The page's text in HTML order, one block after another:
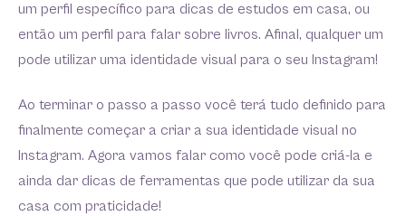
um perfil específico para dicas de estudos em casa, ou
então um perfil para falar sobre livros. Afinal, qualquer um
pode utilizar uma identidade visual para o seu Instagram!
Ao terminar o passo a passo você terá tudo definido para
finalmente começar a criar a sua identidade visual no
Instagram. Agora vamos falar como você pode criá-la e
ainda dar dicas de ferramentas que pode utilizar da sua
casa com praticidade!